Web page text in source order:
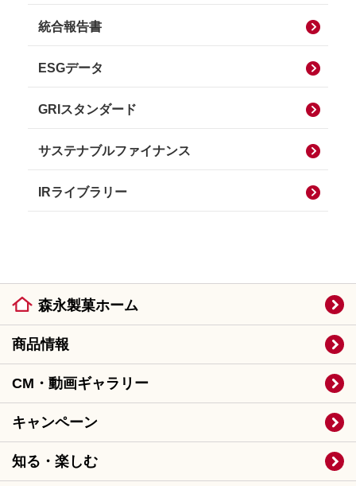
統合報告書
ESGデータ
GRIスタンダード
サステナブルファイナンス
IRライブラリー
森永製菓ホーム
商品情報
CM・動画ギャラリー
キャンペーン
知る・楽しむ